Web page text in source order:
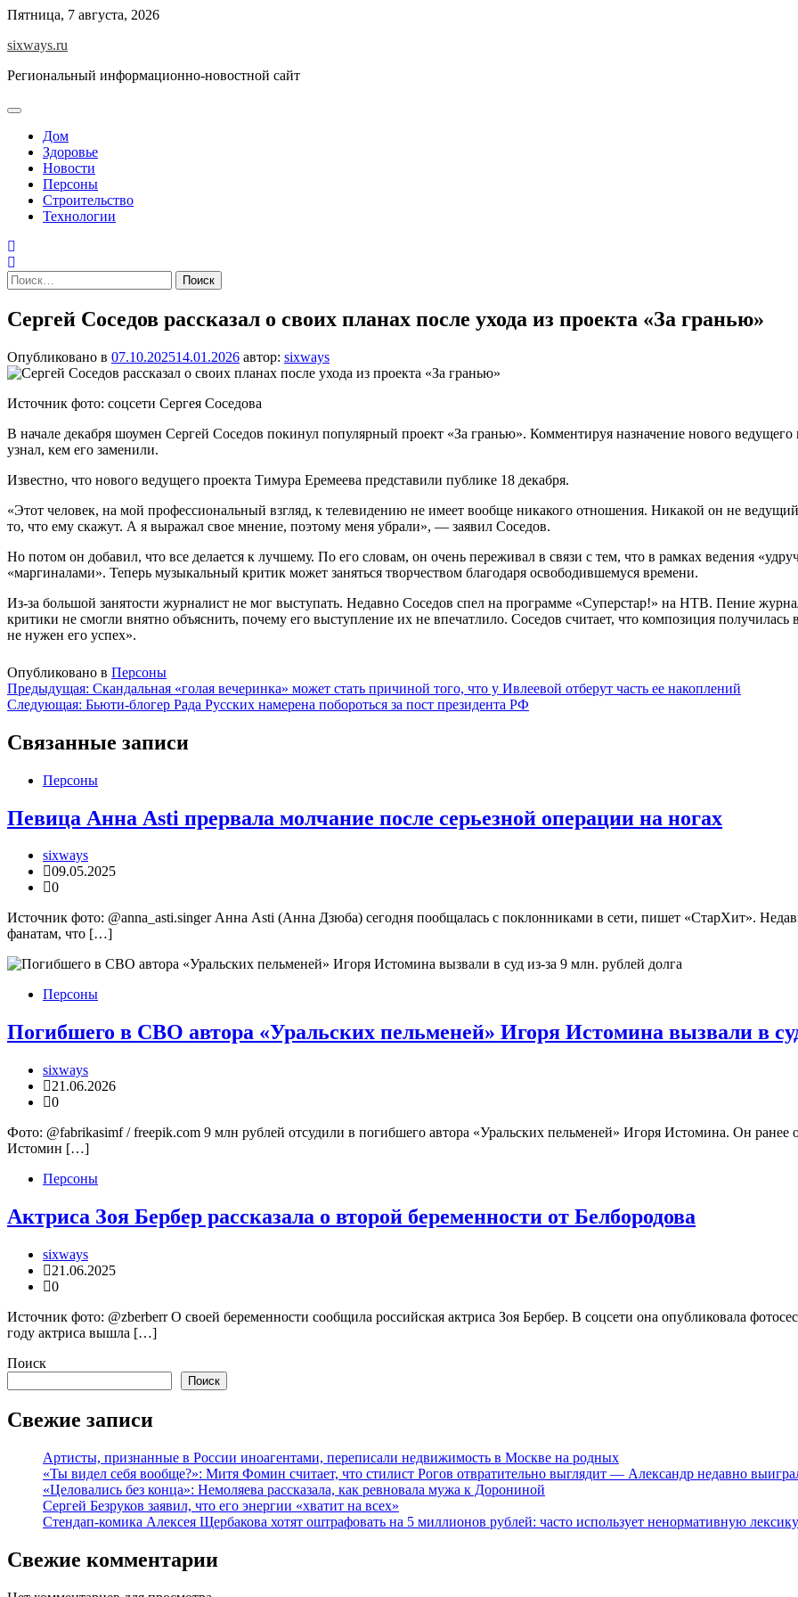
Перейти
содержимому
Пятница, 7 августа, 2026
sixways.ru
Региональный информационно-новостной сайт
Дом
Здоровье
Новости
Персоны
Строительство
Технологии
Найти:
Сергей Соседов рассказал о своих планах после ухода из проекта «За гранью»
Опубликовано в 07.10.202514.01.2026 автор: sixways
Источник фото: соцсети Сергея Соседова
В начале декабря шоумен Сергей Соседов покинул популярный проект «За гранью». Комментируя назначение нового
узнал, кем его заменили.
Известно, что нового ведущего проекта Тимура Еремеева представили публике 18 декабря.
«Этот человек, на мой профессиональный взгляд, к телевидению не имеет вообще никакого отношения. Никакой он не
то, что ему скажут. А я выражал свое мнение, поэтому меня убрали», — заявил Соседов.
Но потом он добавил, что все делается к лучшему. По его словам, он очень переживал в связи с тем, что в рамках ведения
«маргиналами». Теперь музыкальный критик может заняться творчеством благодаря освободившемуся времени.
Из-за большой занятости журналист не мог выступать. Недавно Соседов спел на программе «Суперстар!» на НТВ. Пение
критики не смогли внятно объяснить, почему его выступление их не впечатлило. Соседов считает, что композиция
не нужен его успех».
Опубликовано в Персоны
Навигация
по
записям
Предыдущая: Скандальная «голая вечеринка» может стать причиной того, что у Ивлеевой отберут часть ее накоплений
Следующая: Бьюти-блогер Рада Русских намерена побороться за пост президента РФ
Связанные записи
Персоны
Певица Анна Asti прервала молчание после серьезной операции на ногах
sixways
09.05.2025
0
Источник фото: @anna_asti.singer Анна Asti (Анна Дзюба) сегодня пообщалась с поклонниками в сети, пишет «СтарХит».
фанатам, что […]
Персоны
Погибшего в СВО автора «Уральских пельменей» Игоря Истомина вызвали в
sixways
21.06.2026
0
Фото: @fabrikasimf / freepik.com 9 млн рублей отсудили в погибшего автора «Уральских пельменей» Игоря Истомина. Он ранее
Истомин […]
Персоны
Актриса Зоя Бербер рассказала о второй беременности от Белбородова
sixways
21.06.2025
0
Источник фото: @zberberr О своей беременности сообщила российская актриса Зоя Бербер. В соцсети она опубликовала
году актриса вышла […]
Поиск
Поиск
Свежие записи
Артисты, признанные в России иноагентами, переписали недвижимость в Москве на родных
«Ты видел себя вообще?»: Митя Фомин считает, что стилист Рогов отвратительно выглядит — Александр недавно
«Целовались без конца»: Немоляева рассказала, как ревновала мужа к Дорониной
Сергей Безруков заявил, что его энергии «хватит на всех»
Стендап-комика Алексея Щербакова хотят оштрафовать на 5 миллионов рублей: часто использует ненормативную лексику
Свежие комментарии